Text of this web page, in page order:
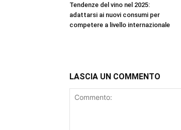
Tendenze del vino nel 2025:
adattarsi ai nuovi consumi per
competere a livello internazionale
LASCIA UN COMMENTO